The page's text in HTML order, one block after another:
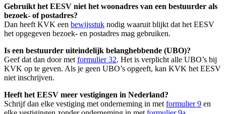
Gebruikt het EESV niet het woonadres van een bestuurder als
bezoek- of postadres?
Dan heeft KVK een bewijsstuk nodig waaruit blijkt dat het EESV
het opgegeven bezoek- en postadres mag gebruiken.
Is een bestuurder uiteindelijk belanghebbende (UBO)?
Geef dat dan door met formulier 32. Het is verplicht alle UBO’s bij
KVK op te geven. Als je geen UBO’s opgeeft, kan KVK het EESV
niet inschrijven.
Heeft het EESV meer vestigingen in Nederland?
Schrijf dan elke vestiging met onderneming in met formulier 9 en